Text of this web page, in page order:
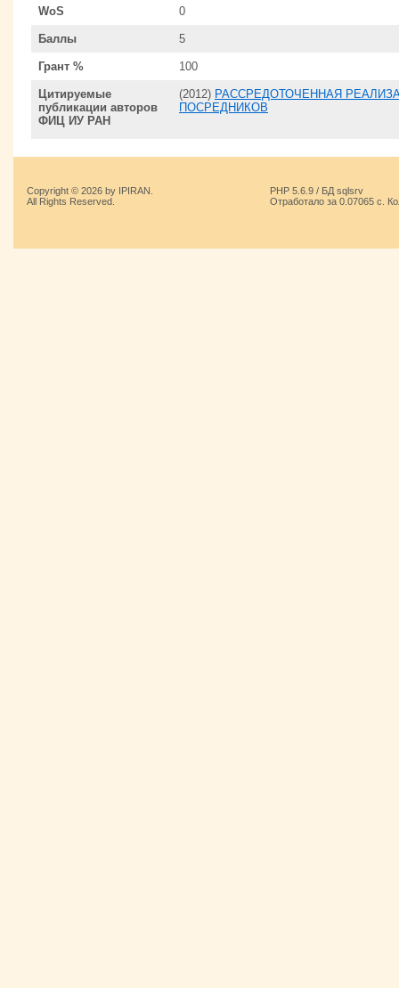
WoS 0
Баллы 5
Грант % 100
Цитируемые
публикации авторов
ФИЦ ИУ РАН
(2012) РАССРЕДОТОЧЕННАЯ
ПОСРЕДНИКОВ
Copyright © 2026 by IPIRAN.
All Rights Reserved.
PHP 5.6.9 / БД sqlsrv
Отработало за 0.07065 с.